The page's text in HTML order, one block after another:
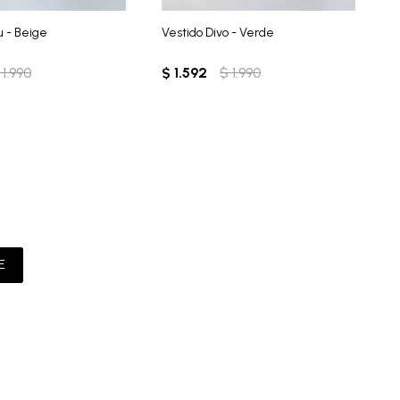
- Beige
1.990
Vestido Divo - Verde
$ 1.592 $ 1.990